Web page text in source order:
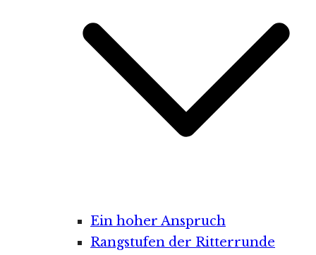
Ein hoher Anspruch
Rangstufen der Ritterrunde